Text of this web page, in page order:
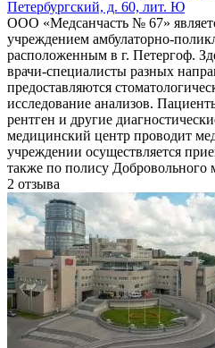
Петербургский, д. 60, лит. Ю
ООО «Медсанчасть № 67»
учреждением амбулаторно-
расположенным в г. Петергоф.
врачи-специалисты разных
предоставляются
исследование анализов.
рентген и другие
медицинский центр проводит
учреждении осуществляется
также по полису Добровольного
2 отзыва